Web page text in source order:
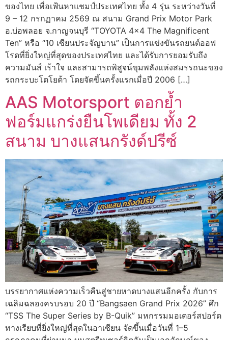
ของไทย เพื่อเฟ้นหาแชมป์ประเทศไทย ทั้ง 4 รุ่น ระหว่างวันที่
9 – 12 กรกฏาคม 2569 ณ สนาม Grand Prix Motor Park
อ.บ่อพลอย จ.กาญจนบุรี “TOYOTA 4×4 The Magnificent
Ten” หรือ “10 เซียนประจัญบาน” เป็นการแข่งขันรถยนต์ออฟ
โรดที่ยิ่งใหญ่ที่สุดของประเทศไทย และได้รับการยอมรับถึง
ความมันส์ เร้าใจ และสามารถพิสูจน์ขุมพลังแห่งสมรรถนะของ
รถกระบะโตโยต้า โดยจัดขึ้นครั้งแรกเมื่อปี 2006 […]
AAS Motorsport ตอกย้ำ
ฟอร์มแกร่งยืนโพเดียม ทั้ง 2
สนาม บางแสนกรังด์ปรีซ์
บรรยากาศแห่งความเร็วคืนสู่ชายหาดบางแสนอีกครั้ง กับการ
เฉลิมฉลองครบรอบ 20 ปี “Bangsaen Grand Prix 2026” ศึก
“TSS The Super Series by B-Quik” มหกรรมมอเตอร์สปอร์ต
ทางเรียบที่ยิ่งใหญ่ที่สุดในอาเซียน จัดขึ้นเมื่อวันที่ 1–5